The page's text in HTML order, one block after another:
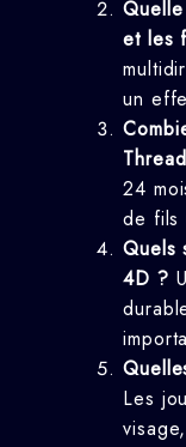
et les
un
24
de fils
Quels
4D ?
Les